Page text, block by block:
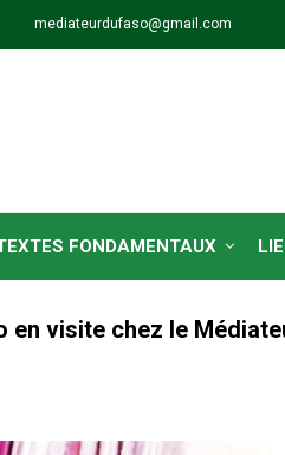
mediateurdufaso@gmail.com
FONDAMENTAUX
en visite chez le